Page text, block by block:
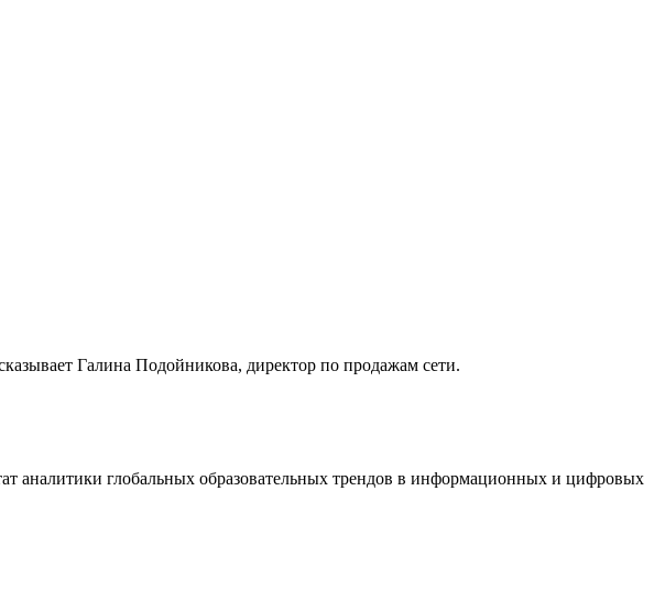
Галина Подойникова, директор по продажам сети.
аналитики глобальных образовательных трендов в информационных и цифровых